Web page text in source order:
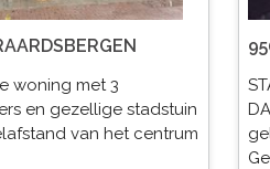
woning met 3
en gezellige stadstuin
van het centrum